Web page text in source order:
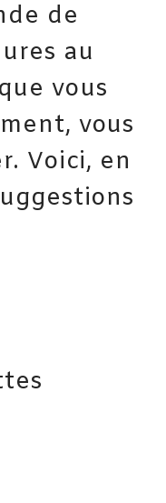
de
au
vous
vous
Voici, en